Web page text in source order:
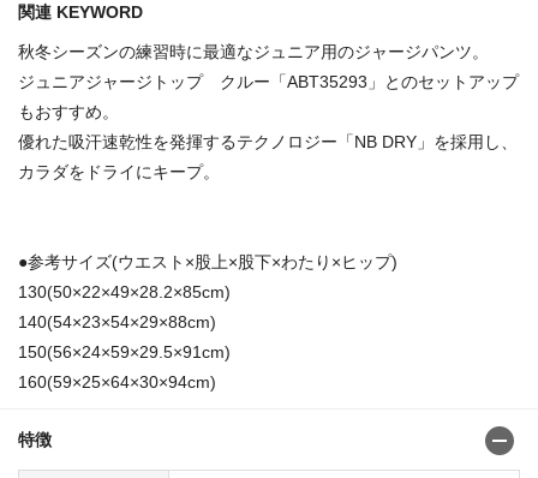
関連 KEYWORD
秋冬シーズンの練習時に最適なジュニア用のジャージパンツ。
ジュニアジャージトップ クルー「ABT35293」とのセットアップ
もおすすめ。
優れた吸汗速乾性を発揮するテクノロジー「NB DRY」を採用し、
カラダをドライにキープ。
●参考サイズ(ウエスト×股上×股下×わたり×ヒップ)
130(50×22×49×28.2×85cm)
140(54×23×54×29×88cm)
150(56×24×59×29.5×91cm)
160(59×25×64×30×94cm)
特徴